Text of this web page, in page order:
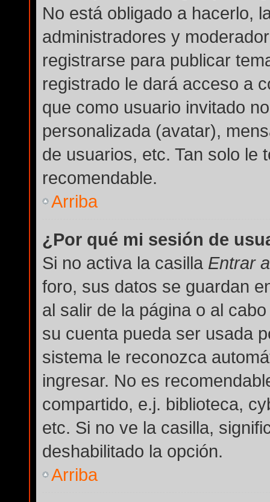
No está obligado a hacerlo,
administradores y
registrarse para publicar
registrado le dará acceso a
que como usuario invitado
personalizada (avatar),
de usuarios, etc. Tan solo le
recomendable.
Arriba
¿Por qué mi sesión de
Si no activa la casilla Entrar
foro, sus datos se guardan
al salir de la página o al
su cuenta pueda ser usada
sistema le reconozca
ingresar. No es
compartido, e.j. biblioteca,
etc. Si no ve la casilla,
deshabilitado la opción.
Arriba